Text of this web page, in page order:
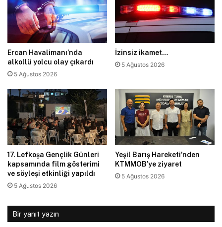
Ercan Havalimanı’nda
alkollü yolcu olay çıkardı
5 Ağustos 2026
İzinsiz ikamet…
5 Ağustos 2026
17. Lefkoşa Gençlik Günleri
kapsamında film gösterimi
ve söyleşi etkinliği yapıldı
5 Ağustos 2026
Yeşil Barış Hareketi’nden
KTMMOB’ye ziyaret
5 Ağustos 2026
Bir yanıt yazın